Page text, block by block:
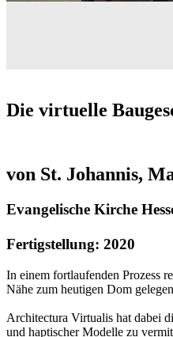
Die virtuelle
von St. Johannis,
Evangelische Kirche
Fertigstellung: 2020
In einem fortlaufenden Prozess
Nähe zum heutigen Dom
Architectura Virtualis hat dabei
und haptischer Modelle zu